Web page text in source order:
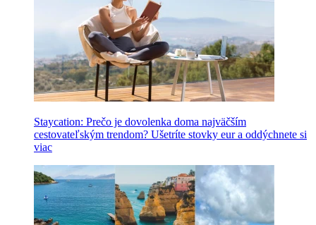
Staycation: Prečo je dovolenka doma najväčším
cestovateľským trendom? Ušetríte stovky eur a oddýchnete si
viac